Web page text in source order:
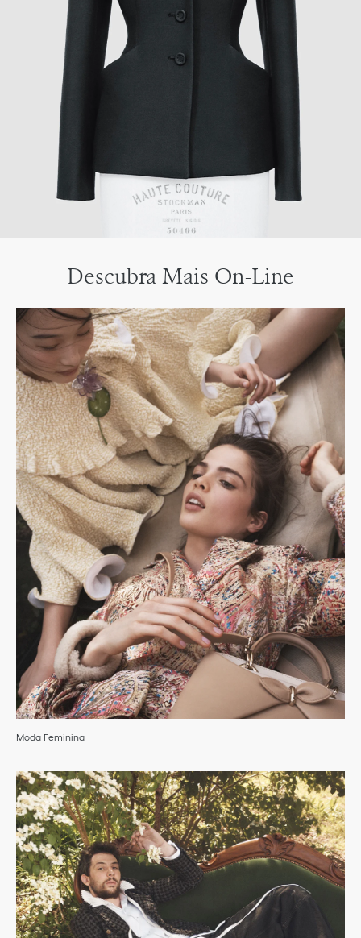
Descubra Mais On-Line
Moda Feminina